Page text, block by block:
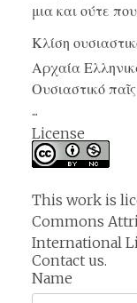
μια και ούτε
Κλίση
Αρχαία
Ουσιαστικό
...
License
This work is
Commons
International
Contact us.
Name